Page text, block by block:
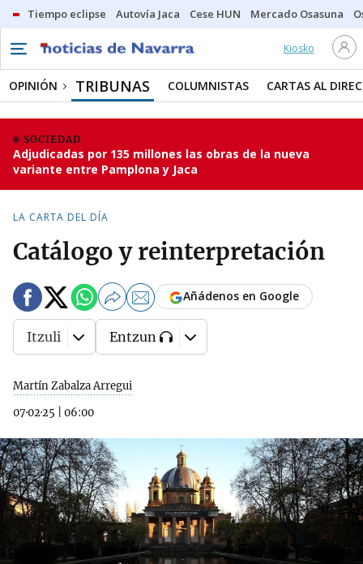
Tiempo eclipse Autovía Jaca Cese HUN Mercado Osasuna
Kiosko
OPINIÓN TRIBUNAS COLUMNISTAS CARTAS AL
SOCIEDAD
Adjudicadas por 135 millones las obras de la nueva
variante entre Pamplona y Jaca
LA CARTA DEL DÍA
Catálogo y reinterpretación
Martín Zabalza Arregui
07·02·25
06:00
Añádenos en Google
Itzuli Entzun